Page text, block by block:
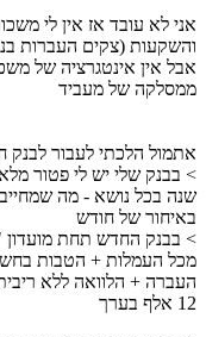
אני לא עובד אז אין לי
והשקעות (צקים העברות
אבל אין אינטגרציה של
ממסלקה של מעביד
אתמול הלכתי לעבור לבנק
> בבנק שלי יש לי פטור
באיחור של חודש
העברה + הלוואה ללא
12 אלף בערך